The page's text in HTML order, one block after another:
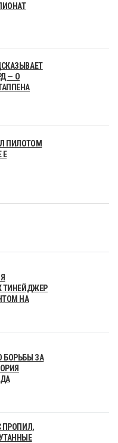
— О
ПИЛОТОМ
Е
ТИНЕЙДЖЕР
НА
БОРЬБЫ ЗА
ПРОПИЛ,